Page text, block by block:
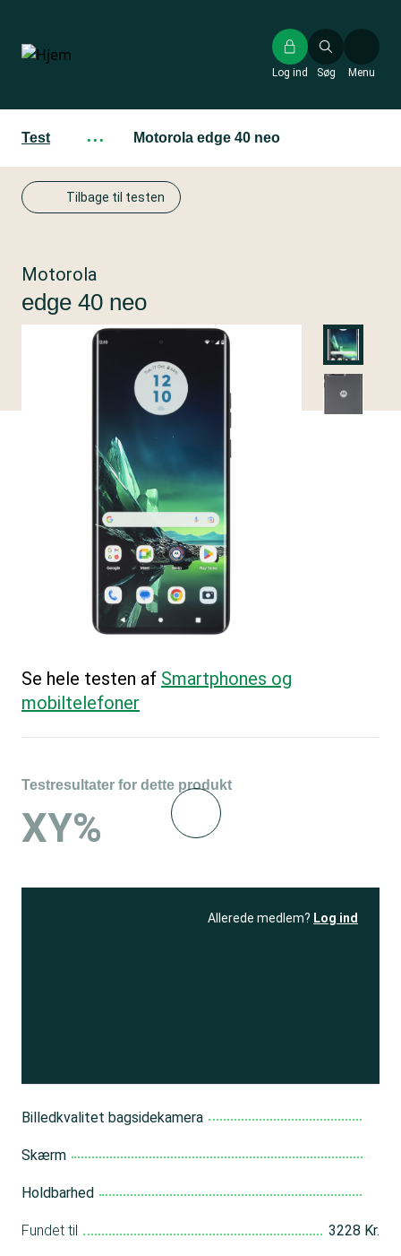
hovedindhold
Søg
Log ind Menu
Test ··· Motorola edge 40 neo
Tilbage til testen
Motorola
edge 40 neo
Se hele testen af Smartphones og
mobiltelefoner
Testresultater for dette produkt
XY%
Allerede medlem? Log ind
Billedkvalitet bagsidekamera
Skærm
Holdbarhed
Fundet til 3228 Kr.